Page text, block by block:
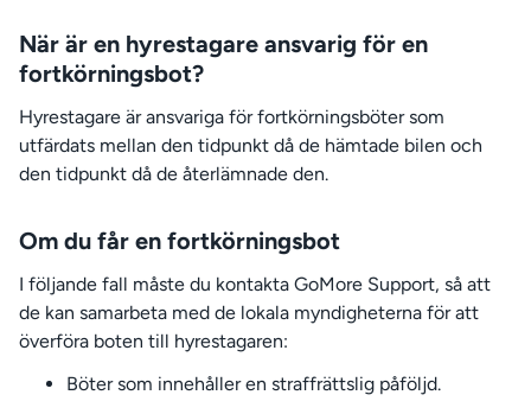
När är en hyrestagare ansvarig för en
fortkörningsbot?
Hyrestagare är ansvariga för fortkörningsböter som
utfärdats mellan den tidpunkt då de hämtade bilen och
den tidpunkt då de återlämnade den.
Om du får en fortkörningsbot
I följande fall måste du kontakta GoMore Support, så att
de kan samarbeta med de lokala myndigheterna för att
överföra boten till hyrestagaren:
Böter som innehåller en straffrättslig påföljd.